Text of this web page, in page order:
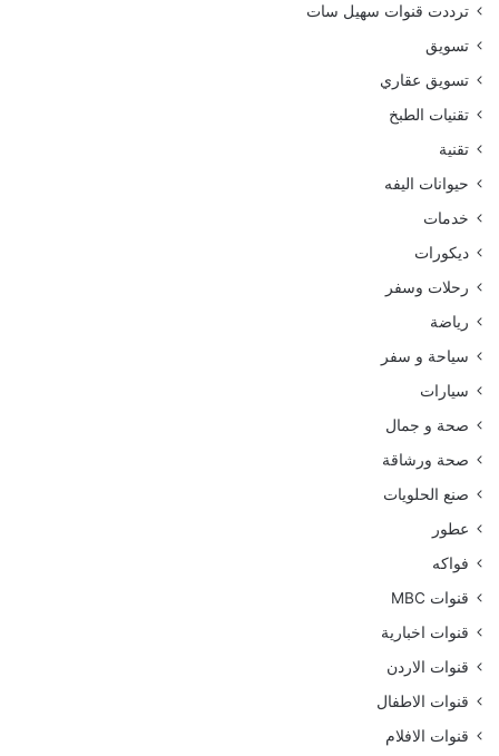
ترددت قنوات سهيل سات
تسويق
تسويق عقاري
تقنيات الطبخ
تقنية
حيوانات اليفه
خدمات
ديكورات
رحلات وسفر
رياضة
سياحة و سفر
سيارات
صحة و جمال
صحة ورشاقة
صنع الحلويات
عطور
فواكه
قنوات MBC
قنوات اخبارية
قنوات الاردن
قنوات الاطفال
قنوات الافلام